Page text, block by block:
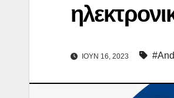
ΙΟΎΝ 16, 2023